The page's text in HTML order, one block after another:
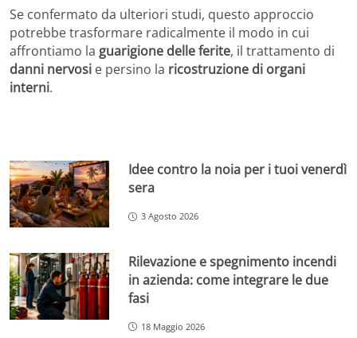
Se confermato da ulteriori studi, questo approccio
potrebbe trasformare radicalmente il modo in cui
affrontiamo la guarigione delle ferite, il trattamento di
danni nervosi e persino la ricostruzione di organi
interni.
Idee contro la noia per i tuoi venerdì
sera
3 Agosto 2026
Rilevazione e spegnimento incendi
in azienda: come integrare le due
fasi
18 Maggio 2026